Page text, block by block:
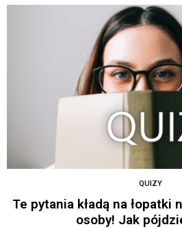
QUIZY
Te pytania kładą na łopatki
osoby! Jak